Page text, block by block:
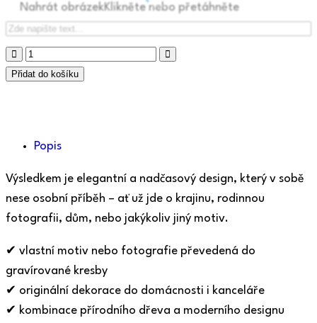
Nahrát obrázekKlikněte nebo přetáhněte
Přidat do košíku
Popis
Výsledkem je elegantní a nadčasový design, který v sobě
nese osobní příběh – ať už jde o krajinu, rodinnou
fotografii, dům, nebo jakýkoliv jiný motiv.
✔ vlastní motiv nebo fotografie převedená do
gravírované kresby
✔ originální dekorace do domácnosti i kanceláře
✔ kombinace přírodního dřeva a moderního designu